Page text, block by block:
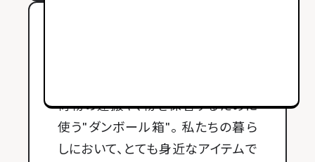
荷物の運搬や、物を保管するために
使う"ダンボール箱"。 私たちの暮ら
しにおいて、とても身近なアイテムで